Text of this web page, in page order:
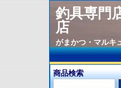
釣具専
店
がまかつ・マルキ
商品検索